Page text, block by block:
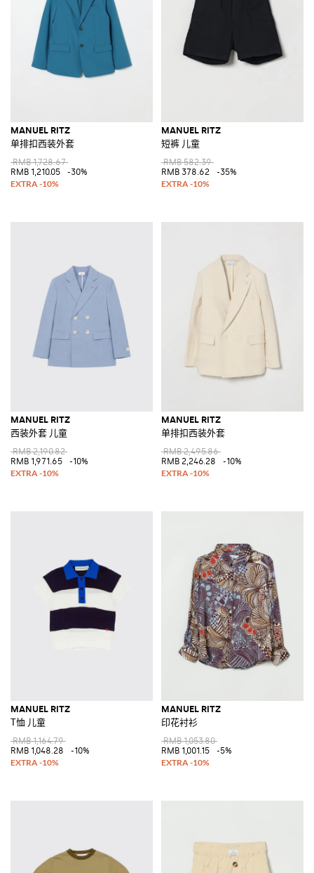
MANUEL RITZ
单排扣西装外套
RMB 1,728.67
RMB 1,210.05
-30%
MANUEL RITZ
短裤 儿童
RMB 582.39
RMB 378.62
-35%
MANUEL RITZ
西装外套 儿童
RMB 2,190.82
RMB 1,971.65
-10%
MANUEL RITZ
单排扣西装外套
RMB 2,495.86
RMB 2,246.28
-10%
MANUEL RITZ
T恤 儿童
RMB 1,164.79
RMB 1,048.28
-10%
MANUEL RITZ
印花衬衫
RMB 1,053.80
RMB 1,001.15
-5%